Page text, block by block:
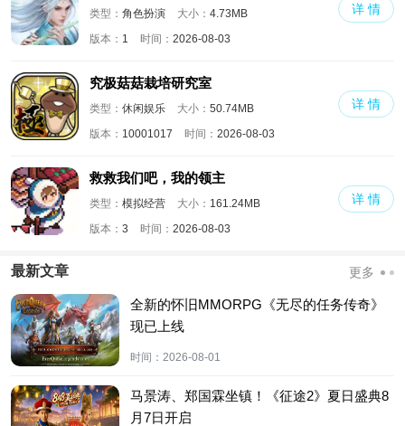
类型： 角色扮演 大小： 4.73MB
版本： 1 时间： 2026-08-03
详 情
究极菇菇栽培研究室
类型： 休闲娱乐 大小： 50.74MB
版本： 10001017 时间： 2026-08-03
详 情
救救我们吧，我的领主
类型： 模拟经营 大小： 161.24MB
版本： 3 时间： 2026-08-03
详 情
最新文章 更多
全新的怀旧MMORPG《无尽的任务传奇》
现已上线
时间： 2026-08-01
马景涛、郑国霖坐镇！《征途2》夏日盛典8
月7日开启